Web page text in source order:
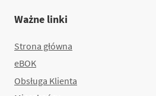
Ważne linki
Strona główna
eBOK
Obsługa Klienta